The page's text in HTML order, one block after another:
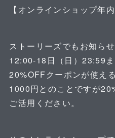
【オンラインショップ年内
ストーリーズでもお知ら
12:00-18日（日）23:59
20%OFFクーポンが使え
1000円とのことですが
ご活用ください。